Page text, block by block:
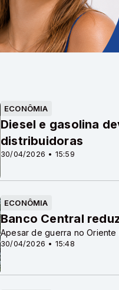
ECONÔMIA
30/04/2026 • 15:59
Diesel e gasolina
distribuidoras
ECONÔMIA
30/04/2026 • 15:48
Banco Central
Apesar de guerra no